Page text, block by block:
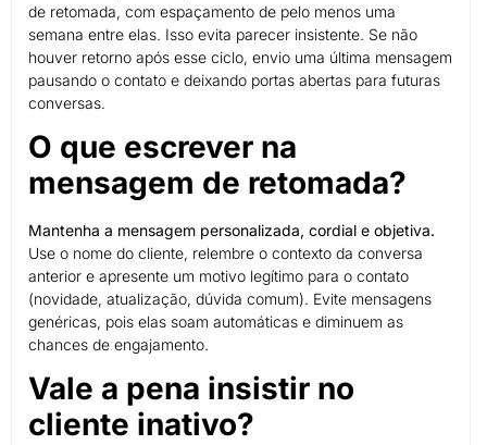
de retomada, com espaçamento de pelo menos uma
semana entre elas. Isso evita parecer insistente. Se não
houver retorno após esse ciclo, envio uma última mensagem
pausando o contato e deixando portas abertas para futuras
conversas.
O que escrever na
mensagem de retomada?
Mantenha a mensagem personalizada, cordial e objetiva.
Use o nome do cliente, relembre o contexto da conversa
anterior e apresente um motivo legítimo para o contato
(novidade, atualização, dúvida comum). Evite mensagens
genéricas, pois elas soam automáticas e diminuem as
chances de engajamento.
Vale a pena insistir no
cliente inativo?